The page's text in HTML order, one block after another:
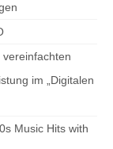
im „Digitalen
Music Hits with